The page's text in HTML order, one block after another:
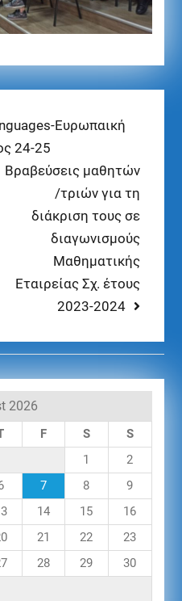
Ευρωπαική
24-25
Βραβεύσεις μαθητών
/τριών για τη
διάκριση τους σε
διαγωνισμούς
Μαθηματικής
Εταιρείας Σχ. έτους
2023-2024
2026
F S
S
1
2
7 8
9
14 15
16
21 22
23
28 29
30